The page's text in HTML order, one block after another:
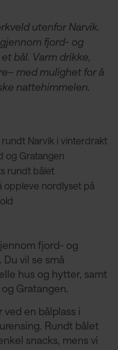
utenfor Narvik.
fjord- og
bål. Varm drikke,
med mulighet for å
nattehimmelen.
Narvik i vinterdrakt
og Gratangen
rundt bålet
oppleve nordlyset på
fjord- og
vil se små
hus og hytter, samt
Gratangen.
en bålplass i
Rundt bålet
snacks, mens vi